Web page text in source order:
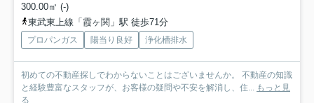
300.00㎡ (-)
東武東上線「霞ヶ関」駅 徒歩71分
プロパンガス 陽当り良好 浄化槽排水
初めての不動産探しでわからないことはございませんか。 不動産の知識
と経験豊富なスタッフが、お客様の疑問や不安を解消し、住... もっと見
る